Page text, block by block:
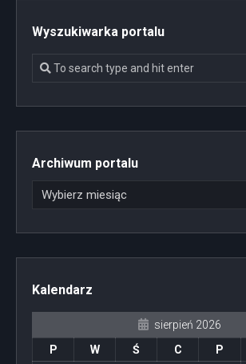
Wyszukiwarka portalu
Archiwum portalu
Kalendarz
sierpień 2026
P
W Ś C P